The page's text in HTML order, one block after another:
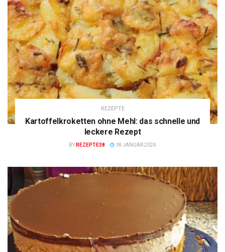
REZEPTE
Kartoffelkroketten ohne Mehl: das schnelle und
leckere Rezept
BY REZEPTE38 18 JANUAR 2024